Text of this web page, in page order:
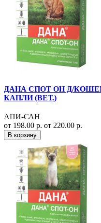
ДАНА СПОТ ОН Д/
КАПЛИ (ВЕТ.)
АПИ-САН
от 198.00 р. от 220.00 р.
В корзину